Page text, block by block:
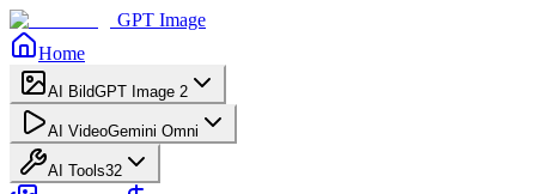
GPT Image
Home
AI BildGPT Image 2
AI VideoGemini Omni
AI Tools32